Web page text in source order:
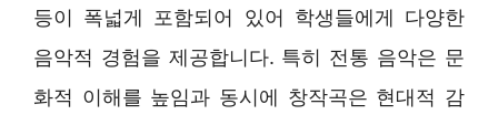
등이 폭넓게 포함되어 있어 학생들에게 다양한
음악적 경험을 제공합니다. 특히 전통 음악은 문
화적 이해를 높임과 동시에 창작곡은 현대적 감